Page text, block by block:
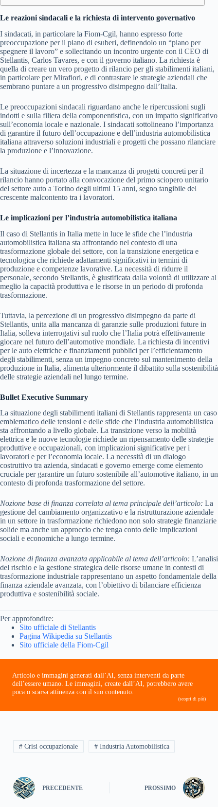
Le reazioni sindacali e la richiesta di intervento governativo
I sindacati, in particolare la Fiom-Cgil, hanno espresso forte
preoccupazione per il piano di esuberi, definendolo un “piano per
spegnere il lavoro” e sollecitando un incontro urgente con il CEO di
Stellantis, Carlos Tavares, e con il governo italiano. La richiesta è
quella di creare un vero progetto di rilancio per gli stabilimenti italiani,
in particolare per Mirafiori, e di contrastare le strategie aziendali che
sembrano puntare a un progressivo disimpegno dall’Italia.
Le preoccupazioni sindacali riguardano anche le ripercussioni sugli
indotti e sulla filiera della componentistica, con un impatto significativo
sull’economia locale e nazionale. I sindacati sottolineano l’importanza
di garantire il futuro dell’occupazione e dell’industria automobilistica
italiana attraverso soluzioni industriali e progetti che possano rilanciare
la produzione e l’innovazione.
La situazione di incertezza e la mancanza di progetti concreti per il
rilancio hanno portato alla convocazione del primo sciopero unitario
del settore auto a Torino degli ultimi 15 anni, segno tangibile del
crescente malcontento tra i lavoratori.
Le implicazioni per l’industria automobilistica italiana
Il caso di Stellantis in Italia mette in luce le sfide che l’industria
automobilistica italiana sta affrontando nel contesto di una
trasformazione globale del settore, con la transizione energetica e
tecnologica che richiede adattamenti significativi in termini di
produzione e competenze lavorative. La necessità di ridurre il
personale, secondo Stellantis, è giustificata dalla volontà di utilizzare al
meglio la capacità produttiva e le risorse in un periodo di profonda
trasformazione.
Tuttavia, la percezione di un progressivo disimpegno da parte di
Stellantis, unita alla mancanza di garanzie sulle produzioni future in
Italia, solleva interrogativi sul ruolo che l’Italia potrà effettivamente
giocare nel futuro dell’automotive mondiale. La richiesta di incentivi
per le auto elettriche e finanziamenti pubblici per l’efficientamento
degli stabilimenti, senza un impegno concreto sul mantenimento della
produzione in Italia, alimenta ulteriormente il dibattito sulla sostenibilità
delle strategie aziendali nel lungo termine.
Bullet Executive Summary
La situazione degli stabilimenti italiani di Stellantis rappresenta un caso
emblematico delle tensioni e delle sfide che l’industria automobilistica
sta affrontando a livello globale. La transizione verso la mobilità
elettrica e le nuove tecnologie richiede un ripensamento delle strategie
produttive e occupazionali, con implicazioni significative per i
lavoratori e per l’economia locale. La necessità di un dialogo
costruttivo tra azienda, sindacati e governo emerge come elemento
cruciale per garantire un futuro sostenibile all’automotive italiano, in un
contesto di profonda trasformazione del settore.
Nozione base di finanza correlata al tema principale dell’articolo: La
gestione del cambiamento organizzativo e la ristrutturazione aziendale
in un settore in trasformazione richiedono non solo strategie finanziarie
solide ma anche un approccio che tenga conto delle implicazioni
sociali e economiche a lungo termine.
Nozione di finanza avanzata applicabile al tema dell’articolo: L’analisi
del rischio e la gestione strategica delle risorse umane in contesti di
trasformazione industriale rappresentano un aspetto fondamentale della
finanza aziendale avanzata, con l’obiettivo di bilanciare efficienza
produttiva e sostenibilità sociale.
Per approfondire:
Sito ufficiale di Stellantis
Pagina Wikipedia su Stellantis
Sito ufficiale della Fiom-Cgil
Articolo e immagini generati dall’AI, senza interventi da parte
dell’essere umano. Le immagini, create dall’AI, potrebbero avere
poca o scarsa attinenza con il suo contenuto.
(scopri di più)
# Crisi occupazionale # Industria Automobilistica
PRECEDENTE PROSSIMO